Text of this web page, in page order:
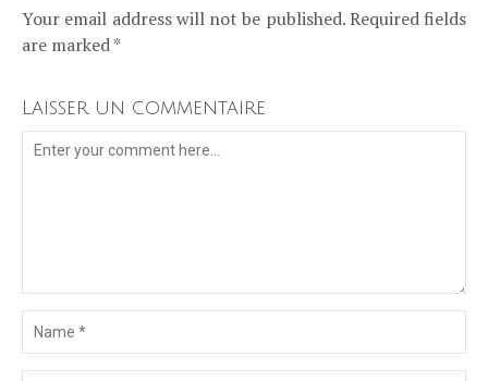
Your email address will not be published. Required fields
are marked *
Laisser un commentaire